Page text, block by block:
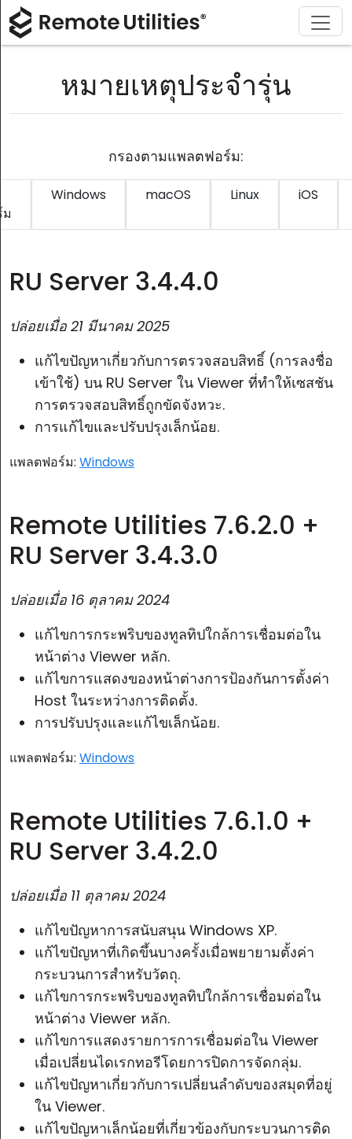
หมายเหตุประจำรุ่น
กรองตามแพลตฟอร์ม:
Windows macOS Linux iOS
RU Server 3.4.4.0
ปล่อยเมื่อ 21 มีนาคม 2025
แก้ไขปัญหาเกี่ยวกับการตรวจสอบสิทธิ์ (การลงชื่อ
เข้าใช้) บน RU Server ใน Viewer ที่ทำให้เซสชัน
การตรวจสอบสิทธิ์ถูกขัดจังหวะ.
การแก้ไขและปรับปรุงเล็กน้อย.
แพลตฟอร์ม: Windows
Remote Utilities 7.6.2.0 +
RU Server 3.4.3.0
ปล่อยเมื่อ 16 ตุลาคม 2024
แก้ไขการกระพริบของทูลทิปใกล้การเชื่อมต่อใน
หน้าต่าง Viewer หลัก.
แก้ไขการแสดงของหน้าต่างการป้องกันการตั้งค่า
Host ในระหว่างการติดตั้ง.
การปรับปรุงและแก้ไขเล็กน้อย.
แพลตฟอร์ม: Windows
Remote Utilities 7.6.1.0 +
RU Server 3.4.2.0
ปล่อยเมื่อ 11 ตุลาคม 2024
แก้ไขปัญหาการสนับสนุน Windows XP.
แก้ไขปัญหาที่เกิดขึ้นบางครั้งเมื่อพยายามตั้งค่า
กระบวนการสำหรับวัตถุ.
แก้ไขการกระพริบของทูลทิปใกล้การเชื่อมต่อใน
หน้าต่าง Viewer หลัก.
แก้ไขการแสดงรายการการเชื่อมต่อใน Viewer
เมื่อเปลี่ยนไดเรกทอรีโดยการปิดการจัดกลุ่ม.
แก้ไขปัญหาเกี่ยวกับการเปลี่ยนลำดับของสมุดที่อยู่
ใน Viewer.
แก้ไขปัญหาเล็กน้อยที่เกี่ยวข้องกับกระบวนการติด
ผลิตภัณฑ์
ความปลอดภัย
หมายเหตุประจำรุ่น
การสนับสนุน Active Directory
การกำหนดค่า MSI
คลาวด์ & ออน-พรีมิส
โซลูชัน
การผลิตและการค้าปลีก
การศึกษาและรัฐบาล
ดาวน์โหลด
macOS
iOS/Android
ซื้อ
ผู้ช่วยใบอนุญาต
สนับสนุน
เอกสารประกอบ
เกี่ยวกับ
ห้องข่าว